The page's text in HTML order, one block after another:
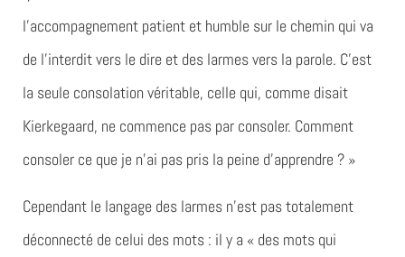
l’accompagnement patient et humble sur le chemin qui va
de l’interdit vers le dire et des larmes vers la parole. C’est
la seule consolation véritable, celle qui, comme disait
Kierkegaard, ne commence pas par consoler. Comment
consoler ce que je n’ai pas pris la peine d’apprendre ? »
Cependant le langage des larmes n’est pas totalement
déconnecté de celui des mots : il y a « des mots qui